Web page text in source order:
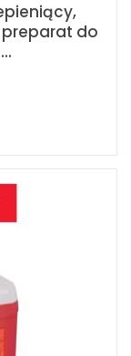
preparat do